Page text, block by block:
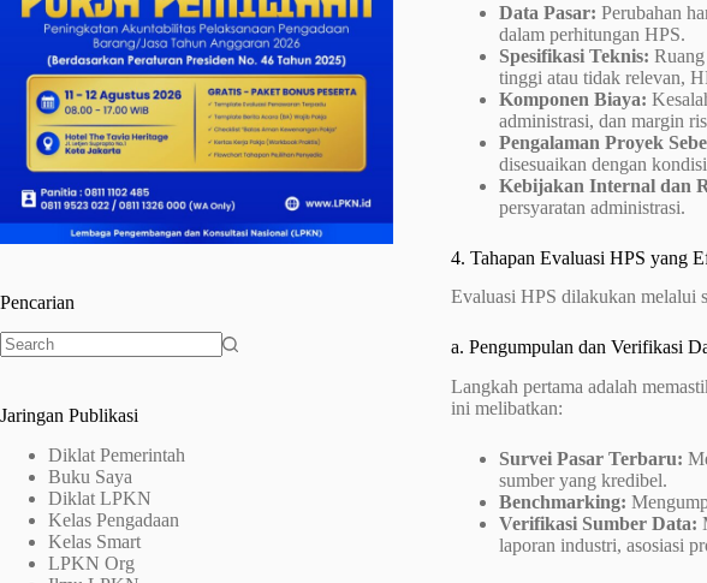
Data Pasar: Perubahan
dalam perhitungan HPS.
Spesifikasi Teknis:
tinggi atau tidak relevan,
Komponen Biaya:
administrasi, dan margin
Pengalaman Proyek
disesuaikan dengan
Kebijakan Internal dan
persyaratan administrasi.
4. Tahapan Evaluasi HPS yang
Evaluasi HPS dilakukan melalui
a. Pengumpulan dan Verifikasi
Langkah pertama adalah
ini melibatkan:
Survei Pasar Terbaru:
sumber yang kredibel.
Benchmarking:
Verifikasi Sumber Data:
laporan industri, asosiasi
Pencarian
Jaringan Publikasi
Diklat Pemerintah
Buku Saya
Diklat LPKN
Kelas Pengadaan
Kelas Smart
LPKN Org